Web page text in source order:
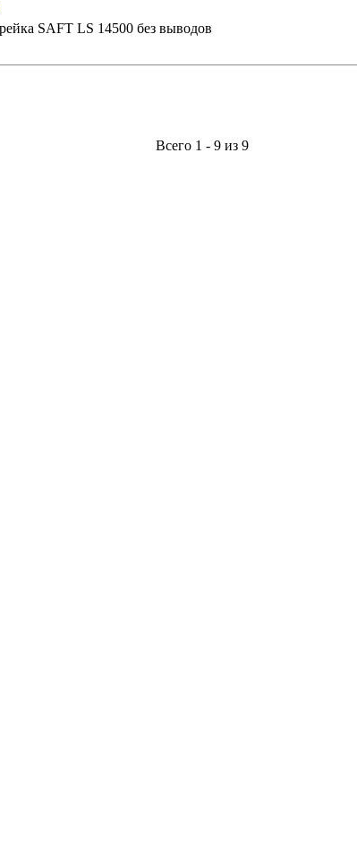
SAFT LS 14500 без выводов
Всего 1 - 9 из 9